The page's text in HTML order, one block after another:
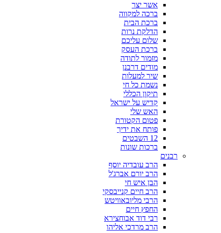
אשר יצר
ברכה למקווה
ברכת הבית
הדלקת נרות
שלום עליכם
ברכת העסק
מזמור לתודה
מודים דרבנן
שיר למעלות
נשמת כל חי
תיקון הכללי
קדיש על ישראל
האש שלי
פטום הקטורת
פותח את ידיך
12 השבטים
ברכות שונות
רבנים
הרב עובדיה יוסף
הרב יורם אברג'ל
הבן איש חי
הרב חיים קנייבסקי
הרבי מליובאוויטש
החפץ חיים
רבי דוד אבוחצירא
הרב מרדכי אליהו